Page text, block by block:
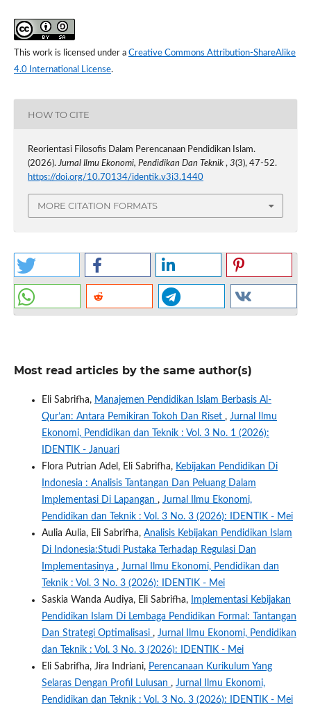
This work is licensed under a Creative Commons Attribution-ShareAlike
4.0 International License.
HOW TO CITE
Reorientasi Filosofis Dalam Perencanaan Pendidikan Islam.
(2026).Jurnal Ilmu Ekonomi, Pendidikan Dan Teknik , 3(3), 47-52.
https://doi.org/10.70134/identik.v3i3.1440
MORE CITATION FORMATS
Most read articles by the same author(s)
Eli Sabrifha, Manajemen Pendidikan Islam Berbasis Al-
Qur’an: Antara Pemikiran Tokoh Dan Riset , Jurnal Ilmu
Ekonomi, Pendidikan dan Teknik : Vol. 3 No. 1 (2026):
IDENTIK - Januari
Flora Putrian Adel, Eli Sabrifha, Kebijakan Pendidikan Di
Indonesia : Analisis Tantangan Dan Peluang Dalam
Implementasi Di Lapangan , Jurnal Ilmu Ekonomi,
Pendidikan dan Teknik : Vol. 3 No. 3 (2026): IDENTIK - Mei
Aulia Aulia, Eli Sabrifha, Analisis Kebijakan Pendidikan Islam
Di Indonesia:Studi Pustaka Terhadap Regulasi Dan
Implementasinya , Jurnal Ilmu Ekonomi, Pendidikan dan
Teknik : Vol. 3 No. 3 (2026): IDENTIK - Mei
Saskia Wanda Audiya, Eli Sabrifha,
Implementasi Kebijakan
Pendidikan Islam Di Lembaga Pendidikan Formal: Tantangan
Dan Strategi Optimalisasi , Jurnal Ilmu Ekonomi, Pendidikan
dan Teknik : Vol. 3 No. 3 (2026): IDENTIK - Mei
Eli Sabrifha, Jira Indriani, Perencanaan Kurikulum Yang
Selaras Dengan Profil Lulusan , Jurnal Ilmu Ekonomi,
Pendidikan dan Teknik : Vol. 3 No. 3 (2026): IDENTIK - Mei